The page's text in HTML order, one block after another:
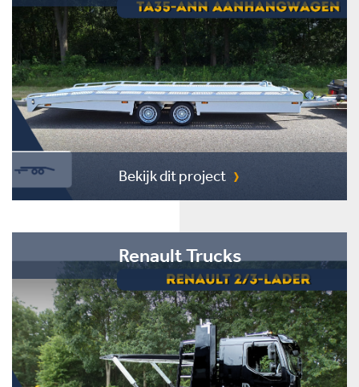
Bekijk dit project
Renault Trucks